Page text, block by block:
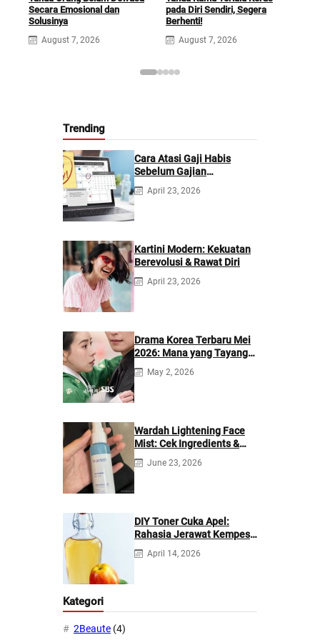
Secara Emosional dan
Solusinya
August 7, 2026
pada Diri Sendiri, Segera
Berhenti!
August 7, 2026
Trending
Cara Atasi Gaji Habis
Sebelum Gajian
Berikutnya
April 23, 2026
Kartini Modern: Kekuatan
Berevolusi & Rawat Diri
April 23, 2026
Drama Korea Terbaru Mei
2026: Mana yang Tayang
di Netflix?
May 2, 2026
Wardah Lightening Face
Mist: Cek Ingredients &
Manfaatnya
June 23, 2026
DIY Toner Cuka Apel:
Rahasia Jerawat Kempes
dalam 2 Hari!
April 14, 2026
Kategori
2Beaute (4)